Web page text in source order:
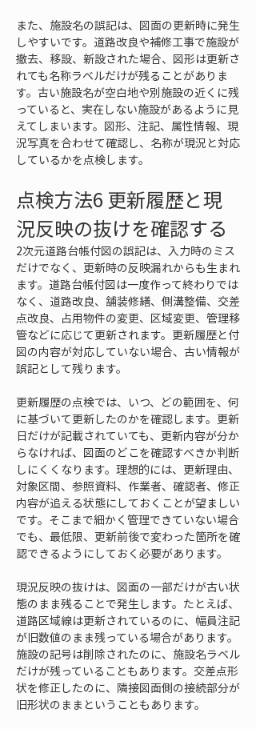
また、施設名の誤記は、図面の更新時に発生
しやすいです。道路改良や補修工事で施設が
撤去、移設、新設された場合、図形は更新さ
れても名称ラベルだけが残ることがありま
す。古い施設名が空白地や別施設の近くに残
っていると、実在しない施設があるように見
えてしまいます。図形、注記、属性情報、現
況写真を合わせて確認し、名称が現況と対応
しているかを点検します。
点検方法6 更新履歴と現
況反映の抜けを確認する
2次元道路台帳付図の誤記は、入力時のミス
だけでなく、更新時の反映漏れからも生まれ
ます。道路台帳付図は一度作って終わりでは
なく、道路改良、舗装修繕、側溝整備、交差
点改良、占用物件の変更、区域変更、管理移
管などに応じて更新されます。更新履歴と付
図の内容が対応していない場合、古い情報が
誤記として残ります。
更新履歴の点検では、いつ、どの範囲を、何
に基づいて更新したのかを確認します。更新
日だけが記載されていても、更新内容が分か
らなければ、図面のどこを確認すべきか判断
しにくくなります。理想的には、更新理由、
対象区間、参照資料、作業者、確認者、修正
内容が追える状態にしておくことが望ましい
です。そこまで細かく管理できていない場合
でも、最低限、更新前後で変わった箇所を確
認できるようにしておく必要があります。
現況反映の抜けは、図面の一部だけが古い状
態のまま残ることで発生します。たとえば、
道路区域線は更新されているのに、幅員注記
が旧数値のまま残っている場合があります。
施設の記号は削除されたのに、施設名ラベル
だけが残っていることもあります。交差点形
状を修正したのに、隣接図面側の接続部分が
旧形状のままということもあります。